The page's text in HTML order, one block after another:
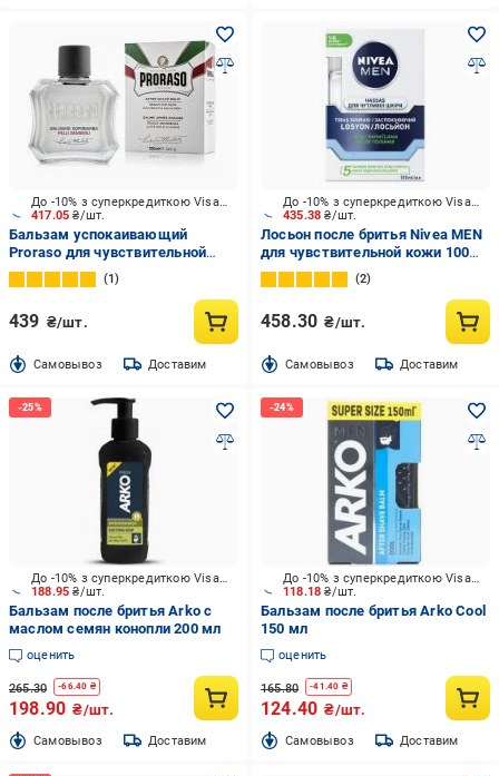
417.05₴/шт.
До -10% з суперкредиткою Visa Вигода
Бальзам успокаивающий
Proraso для чувствительной
кожи с экстрактом зеленого чая
и овса 100 мл
1
439 ₴/шт.
Cамовывоз Доставим
435.38₴/шт.
До -10% з суперкредиткою Visa Вигода
Лосьон после бритья Nivea MEN
для чувствительной кожи 100
мл
2
458.30 ₴/шт.
Cамовывоз Доставим
188.95₴/шт.
До -10% з суперкредиткою Visa Вигода
Бальзам после бритья Arko с
маслом семян конопли 200 мл
оценить
265.30 -66.40 ₴
198.90 ₴/шт.
Cамовывоз Доставим
118.18₴/шт.
До -10% з суперкредиткою Visa Вигода
Бальзам после бритья Arko Сool
150 мл
оценить
165.80 -41.40 ₴
124.40 ₴/шт.
Cамовывоз Доставим